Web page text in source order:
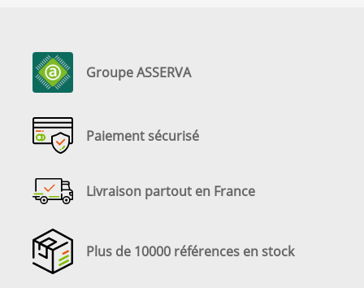
Groupe ASSERVA
Paiement sécurisé
Livraison partout en France
Plus de 10000 références en stock